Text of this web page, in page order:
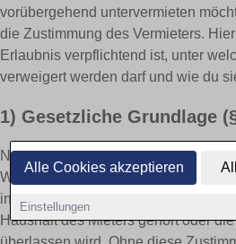
Alle Cookies akzeptieren
Einstellungen
vorübergehend untervermieten
die Zustimmung des Vermieters.
Erlaubnis verpflichtend ist, unter
verweigert werden darf und wie du
1) Gesetzliche Grundlage
Nach dem Bürgerlichen Gesetzbuch
Wohnung an Dritte
insbesondere erforderlich, wenn der
Haushalt des Mieters gehört oder